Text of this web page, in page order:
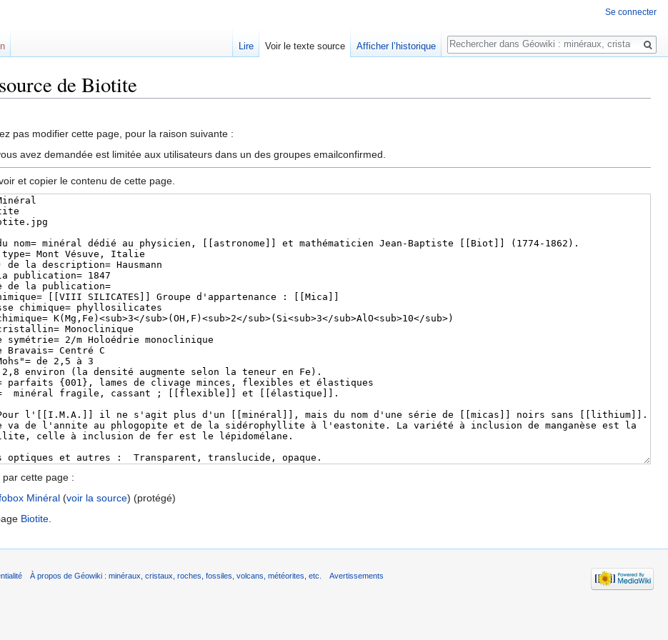
de Biotite
pas modifier cette page, pour la raison suivante :
avez demandée est limitée aux utilisateurs dans un des groupes emailconfirmed.
et copier le contenu de cette page.
par cette page :
Minéral (voir la source) (protégé)
Biotite.
Se connecter
Lire Voir le texte source Afficher l’historique
Rechercher
À propos de Géowiki : minéraux, cristaux, roches, fossiles, volcans, météorites, etc. Avertissements